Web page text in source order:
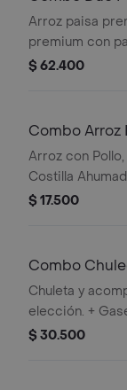
Colombiana
Arroz paisa
premium con
acompañantes
$ 62.400
Combo Arroz
+ Postobon
Arroz con
Costilla
Tocineta,
$ 17.500
Combo
Uva 250 ml
Chuleta y
elección. +
ml.
$ 30.500